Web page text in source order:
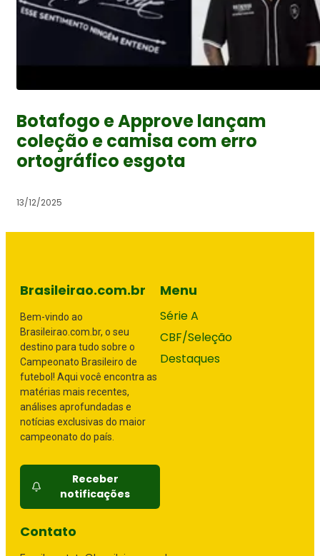
Botafogo e Approve lançam
coleção e camisa com erro
ortográfico esgota
13/12/2025
Brasileirao.com.br
Bem-vindo ao
Brasileirao.com.br, o seu
destino para tudo sobre o
Campeonato Brasileiro de
futebol! Aqui você encontra as
matérias mais recentes,
análises aprofundadas e
notícias exclusivas do maior
campeonato do país.
Receber
notificações
Menu
Série A
CBF/Seleção
Destaques
Contato